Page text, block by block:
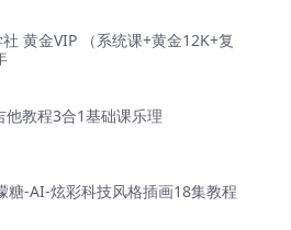
黄金VIP （系统课+黄金12K+复
教程3合1基础课乐理
糖-AI-炫彩科技风格插画18集教程